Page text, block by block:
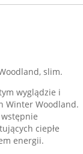
slim.
wyglądzie i
Winter Woodland.
ciepłe
energii.